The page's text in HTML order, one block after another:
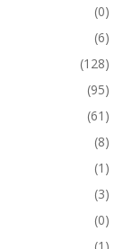
(0)
(6)
(128)
(95)
(61)
(8)
(1)
(3)
(0)